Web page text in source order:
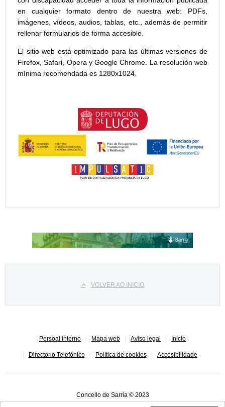
en cualquier formato dentro de nuestra web: PDFs,
imágenes, vídeos, audios, tablas, etc., además de permitir
rellenar formularios de forma accesible.
El sitio web está optimizado para las últimas versiones de
Firefox, Safari, Opera y Google Chrome. La resolución web
mínima recomendada es 1280x1024.
VOLVER AO INICIO
Persoal interno Mapa web Aviso legal Inicio
Directorio Telefónico Política de cookies Accesibilidade
Concello de Sarria © 2023